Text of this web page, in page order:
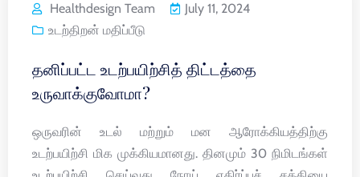
Healthdesign Team
July 11, 2024
உடற்திறன் மதிப்பீடு
தனிப்பட்ட உடற்பயிற்சித் திட்டத்தை
உருவாக்குவோமா?
ஒருவரின் உடல் மற்றும் மன ஆரோக்கியத்திற்கு
உடற்பயிற்சி மிக முக்கியமானது. தினமும் 30 நிமிடங்கள்